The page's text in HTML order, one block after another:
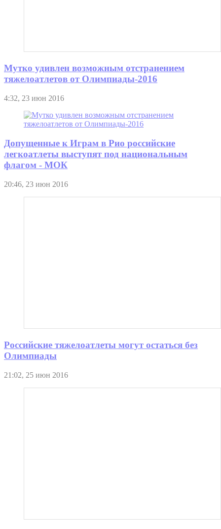
Мутко удивлен возможным отстранением
тяжелоатлетов от Олимпиады-2016
4:32, 23 июн 2016
Допущенные к Играм в Рио российские
легкоатлеты выступят под национальным
флагом - МОК
20:46, 23 июн 2016
Российские тяжелоатлеты могут остаться без
Олимпиады
21:02, 25 июн 2016